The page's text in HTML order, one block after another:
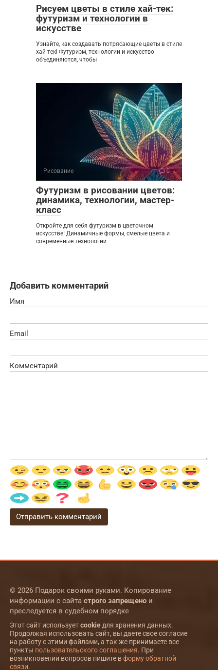
Рисуем цветы в стиле хай-тек:
футуризм и технологии в
искусстве
Узнайте, как создавать потрясающие цветы в стиле
хай-тек! Футуризм, технологии и искусство
объединяются, чтобы
Рисование 0
Футуризм в рисовании цветов:
динамика, технологии, мастер-
класс
Откройте для себя футуризм в цветочном
искусстве! Динамичные формы, смелые цвета и
современные технологии
Добавить комментарий
Имя
Email
Комментарий
© 2026 Подарок своими руками. Копирование
информации с сайта строго запрещено и
преследуется в судебном порядке
Этот сайт используетcookieдля хранения данных.
Продолжая использовать сайт, вы даете свое согласие
на работу с этими файлами, а так же принимаете все
пункты пользовательского соглашения. При
возникновении вопросов пишите вформу обратной
связи.